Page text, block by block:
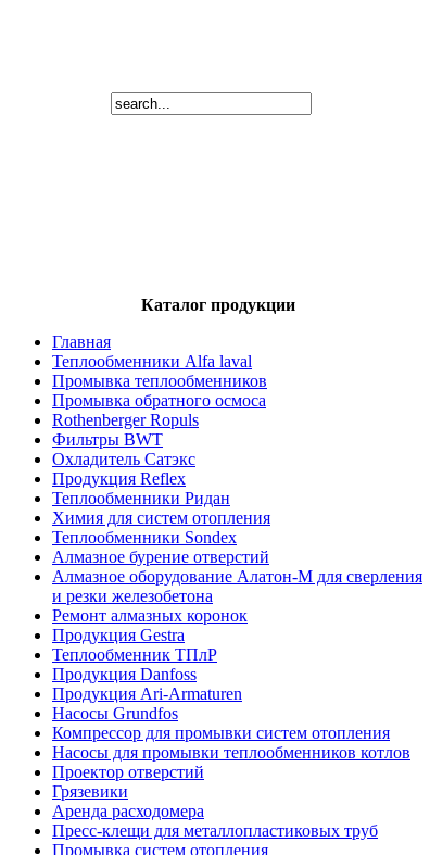
Каталог продукции
Главная
Теплообменники Alfa laval
Промывка теплообменников
Промывка обратного осмоса
Rothenberger Ropuls
Фильтры BWT
Охладитель Сатэкс
Продукция Reflex
Теплообменники Ридан
Химия для систем отопления
Теплообменники Sondex
Алмазное бурение отверстий
Алмазное оборудование Алатон-М для сверления
и резки железобетона
Ремонт алмазных коронок
Продукция Gestra
Теплообменник ТПлР
Продукция Danfoss
Продукция Ari-Armaturen
Насосы Grundfos
Компрессор для промывки систем отопления
Насосы для промывки теплообменников котлов
Проектор отверстий
Грязевики
Аренда расходомера
Пресс-клещи для металлопластиковых труб
Промывка систем отопления